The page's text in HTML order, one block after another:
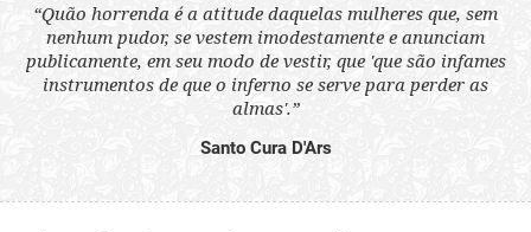
“Quão horrenda é a atitude daquelas mulheres que, sem
nenhum pudor, se vestem imodestamente e anunciam
publicamente, em seu modo de vestir, que 'que são infames
instrumentos de que o inferno se serve para perder as
almas'.”
Santo Cura D'Ars